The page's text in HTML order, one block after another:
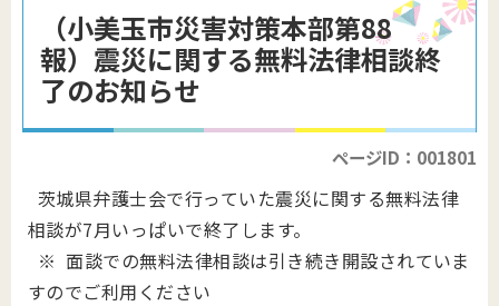
（小美玉市災害対策本部第88
報）震災に関する無料法律相談終
了のお知らせ
ページID：001801
茨城県弁護士会で行っていた震災に関する無料法律
相談が7月いっぱいで終了します。
※ 面談での無料法律相談は引き続き開設されていま
すのでご利用ください